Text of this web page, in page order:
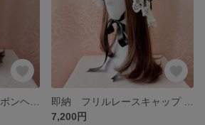
7,200円